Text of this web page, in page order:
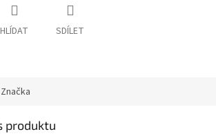
HLÍDAT SDÍLET
Značka
produktu